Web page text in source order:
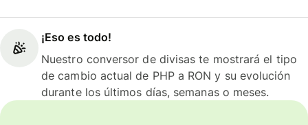
¡Eso es todo!
Nuestro conversor de divisas te mostrará el tipo
de cambio actual de PHP a RON y su evolución
durante los últimos días, semanas o meses.